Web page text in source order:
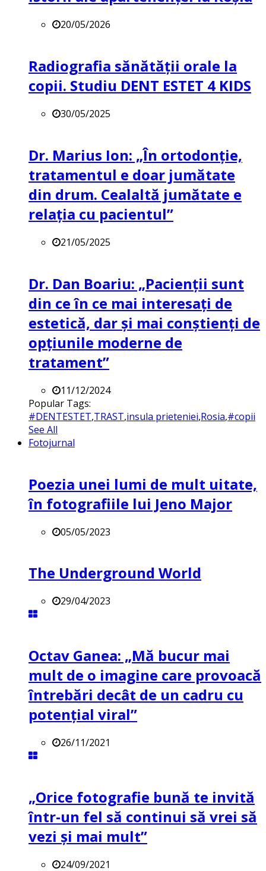
20/05/2026
Radiografia sănătății orale la
copii. Studiu DENT ESTET 4 KIDS
30/05/2025
Dr. Marius Ion: „În ortodonție,
tratamentul e doar jumătate
din drum. Cealaltă jumătate e
relația cu pacientul”
21/05/2025
Dr. Dan Boariu: „Pacienții sunt
din ce în ce mai interesați de
estetică, dar și mai conștienți de
opțiunile moderne de
tratament”
11/12/2024
Popular Tags:
#DENTESTET,TRAST,insula prieteniei,Rosia,#copii
See All
Fotojurnal
Poezia unei lumi de mult uitate,
în fotografiile lui Jeno Major
05/05/2023
The Underground World
29/04/2023
Octav Ganea: „Mă bucur mai
mult de o imagine care provoacă
întrebări decât de un cadru cu
potenţial viral”
26/11/2021
„Orice fotografie bună te invită
într-un fel să continui să vrei să
vezi și mai mult”
24/09/2021